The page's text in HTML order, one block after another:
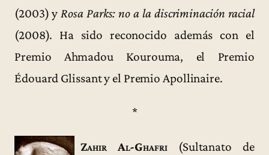
(2003) y Rosa Parks: no a la discriminación racial
(2008). Ha sido reconocido además con el
Premio Ahmadou Kourouma, el Premio
Édouard Glissant y el Premio Apollinaire.
*
Zahir Al-Ghafri(Sultanato de